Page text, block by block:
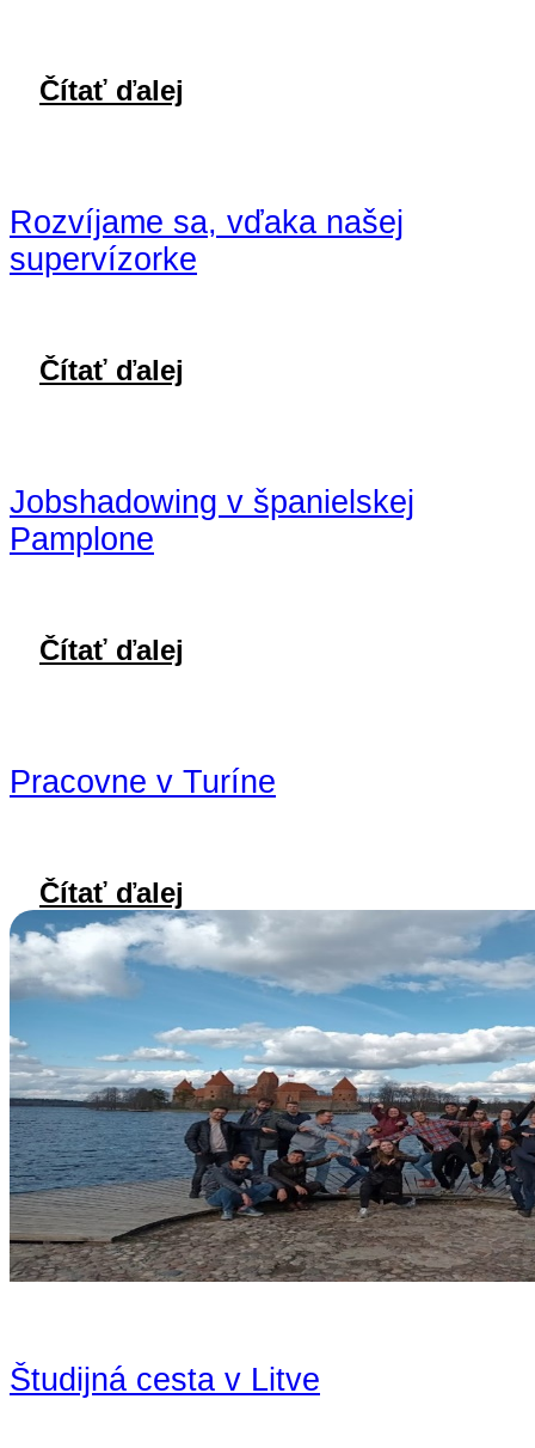
Čítať ďalej
Rozvíjame sa, vďaka našej
supervízorke
Čítať ďalej
Jobshadowing v španielskej
Pamplone
Čítať ďalej
Pracovne v Turíne
Čítať ďalej
Študijná cesta v Litve